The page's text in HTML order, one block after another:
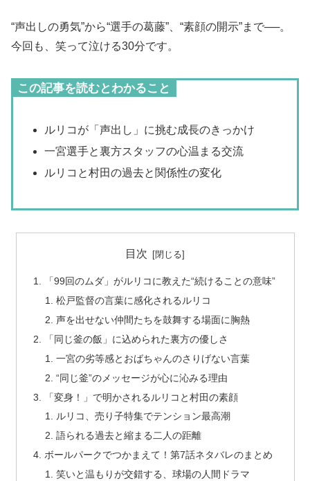
“声出しの勇気”から“選手の葛藤”、“素顔の開示”まで──。
今回も、笑って泣ける30分です。
この記事を読むとわかること
ルリコが「声出し」に挑む成長のきっかけ
一宮選手と裏方スタッフの心温まる交流
ルリコと村田の過去と関係性の変化
目次
「99回のムダ」がルリコに教えた“続けることの意味”
松戸監督の言葉に感化されるルリコ
声を出せない仲間たちを鼓舞する場面に胸熱
「同じ釜の飯」に込められた裏方の優しさ
一宮の劣等感とおばちゃんのさりげない言葉
“同じ釜”のメッセージが心に沁みる理由
「変身！」で明かされるルリコと村田の素顔
ルリコ、売り子特集でテンション最高潮
語られる過去と縮まる二人の距離
ボールパークでつかまえて！第7話ネタバレのまとめ
笑いと温もりが交錯する、球場の人間ドラマ